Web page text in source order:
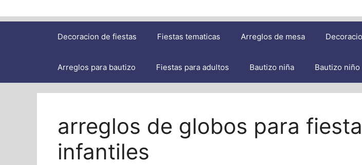
Decoracion de fiestas Fiestas tematicas Arreglos de mesa
Arreglos para bautizo Fiestas para adultos Bautizo niña Bautizo niño
arreglos de globos para
infantiles